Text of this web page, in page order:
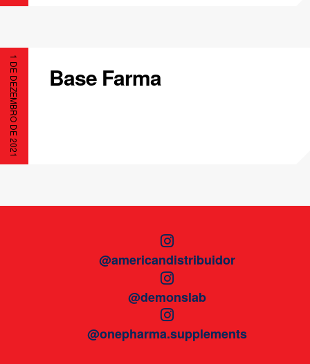
1 DE DEZEMBRO DE 2021 Base Farma
@americandistribuidor
@demonslab
@onepharma.supplements